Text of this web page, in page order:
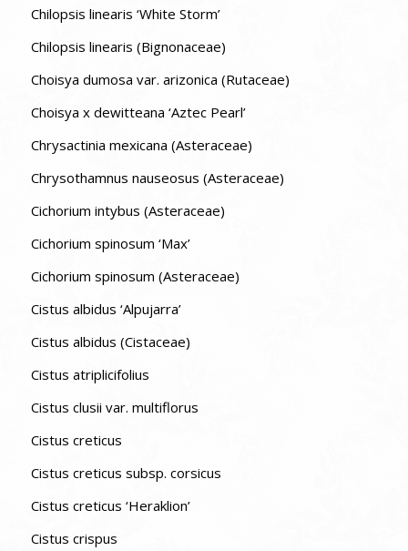
Chilopsis linearis ‘White Storm’
Chilopsis linearis (Bignonaceae)
Choisya dumosa var. arizonica (Rutaceae)
Choisya x dewitteana ‘Aztec Pearl’
Chrysactinia mexicana (Asteraceae)
Chrysothamnus nauseosus (Asteraceae)
Cichorium intybus (Asteraceae)
Cichorium spinosum ‘Max’
Cichorium spinosum (Asteraceae)
Cistus albidus ‘Alpujarra’
Cistus albidus (Cistaceae)
Cistus atriplicifolius
Cistus clusii var. multiflorus
Cistus creticus
Cistus creticus subsp. corsicus
Cistus creticus ‘Heraklion’
Cistus crispus